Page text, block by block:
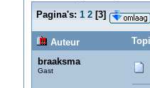
Pagina's: 1 2[3]
Auteur
braaksma
Gast